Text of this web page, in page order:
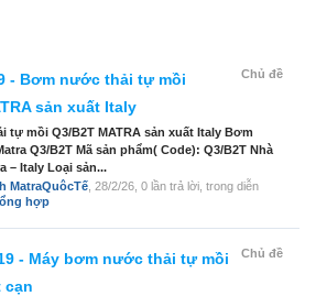
Chủ đề
- Bơm nước thải tự mồi
sản xuất Italy
tự mồi Q3/B2T MATRA sản xuất Italy Bơm
Q3/B2T Mã sản phẩm( Code): Q3/B2T Nhà
– Italy Loại sản...
MatraQuôcTế 28/2/26 , 0 lần trả lời, trong diễn
hợp
Chủ đề
- Máy bơm nước thải tự mồi
cạn